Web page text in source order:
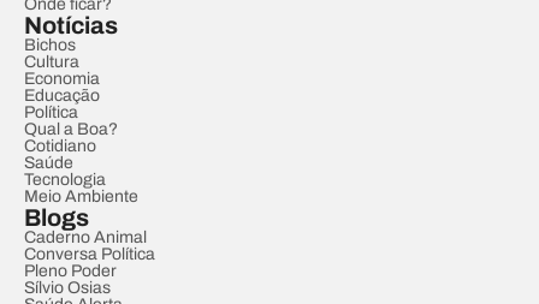
Onde ficar?
Notícias
Bichos
Cultura
Economia
Educação
Política
Qual a Boa?
Cotidiano
Saúde
Tecnologia
Meio Ambiente
Blogs
Caderno Animal
Conversa Política
Pleno Poder
Sílvio Osias